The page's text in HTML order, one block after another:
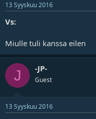
13 Syyskuu 2016
Vs:
Miulle tuli kanssa eilen
J -JP-
Guest
13 Syyskuu 2016